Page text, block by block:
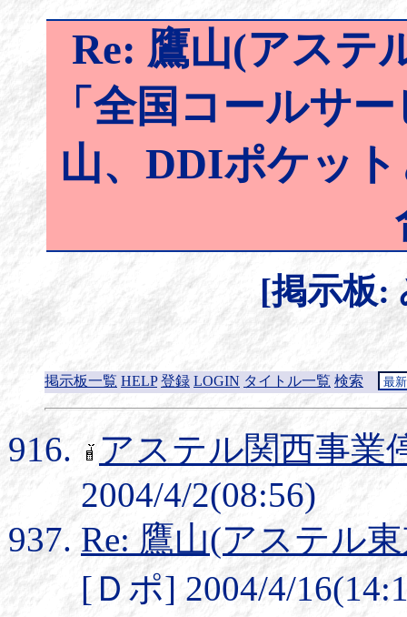
Re: 鷹山(アステ
「全国コールサ
山、DDIポケッ
[掲示板:
掲示板一覧 HELP 登録 LOGIN タイトル一覧 検索
アステル関西事業
2004/4/2(08:56)
Re: 鷹山(アステル
[Ｄポ] 2004/4/